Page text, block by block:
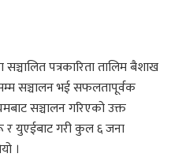
सञ्चालित पत्रकारिता तालिम बैशाख
सञ्चालन भई सफलतापूर्वक
सञ्चालन गरिएको उक्त
र युएईबाट गरी कुल ६ जना
।